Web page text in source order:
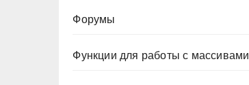
Форумы
Функции для работы с массивами